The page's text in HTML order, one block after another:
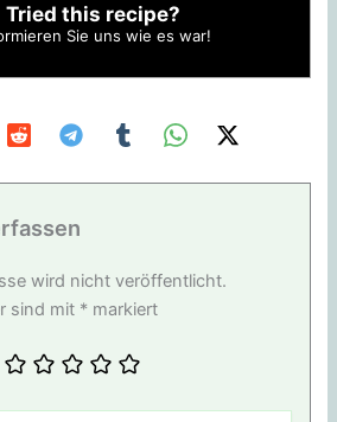
Tried this recipe?
Sie uns wie es war!
wird nicht veröffentlicht.
sind mit * markiert